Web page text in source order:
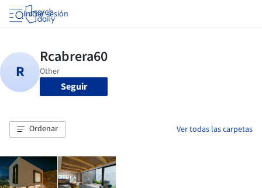
Iniciar sesión
Seguir
Ordenar Ver todas las carpetas